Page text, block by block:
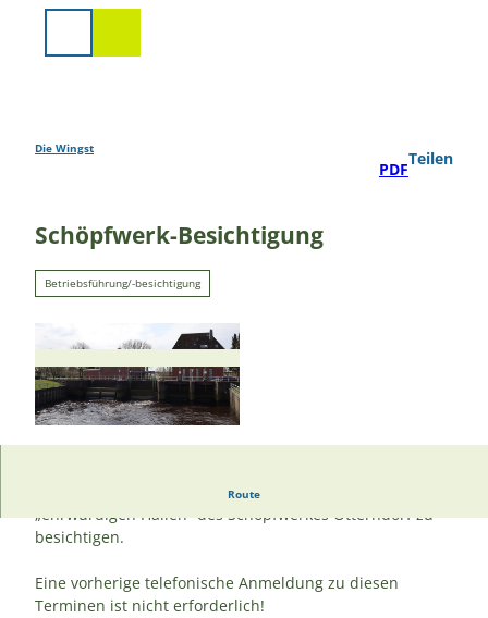
Die Wingst
PDF
Teilen
Schöpfwerk-Besichtigung
Betriebsführung/-besichtigung
Route
Es wird wieder die Möglichkeit geboten, die
„ehrwürdigen Hallen“ des Schöpfwerkes Otterndorf zu
besichtigen.
Eine vorherige telefonische Anmeldung zu diesen
Terminen ist nicht erforderlich!